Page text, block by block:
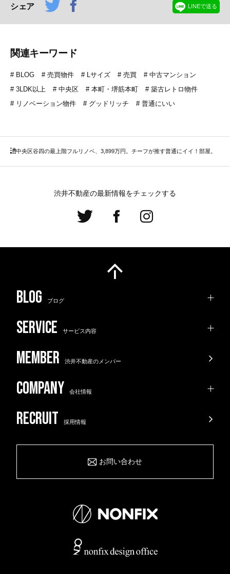
シェア LINEで送る
関連キーワード
BLOG 売買物件 Lサイズ 売買
中古マンション
3LDK以上
中央区 本町・堺筋本町
築古レトロ物件
リノベーション物件
グッドリッチ 普通にいい
谷四の最上階フルリノベ、3,899万円。チーフが推す普通にイイ！部屋。
中央区
渋井不動産の最新情報をチェックする
ブログ
サービス内容
渋井不動産のメンバー
会社情報
採用情報
お問い合わせ